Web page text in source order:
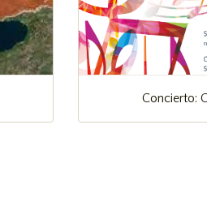
Concierto: